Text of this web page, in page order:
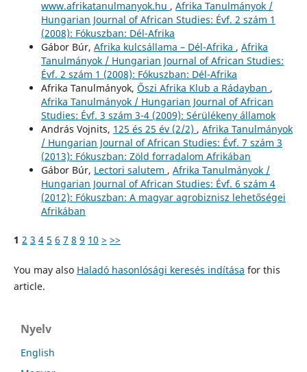
www.afrikatanulmanyok.hu , Afrika Tanulmányok /
Hungarian Journal of African Studies: Évf. 2 szám 1
(2008): Fókuszban: Dél-Afrika
Gábor Búr, Afrika kulcsállama – Dél-Afrika , Afrika
Tanulmányok / Hungarian Journal of African Studies:
Évf. 2 szám 1 (2008): Fókuszban: Dél-Afrika
Afrika Tanulmányok, Őszi Afrika Klub a Rádayban ,
Afrika Tanulmányok / Hungarian Journal of African
Studies: Évf. 3 szám 3-4 (2009): Sérülékeny államok
András Vojnits, 125 és 25 év (2/2) , Afrika Tanulmányok
/ Hungarian Journal of African Studies: Évf. 7 szám 3
(2013): Fókuszban: Zöld forradalom Afrikában
Gábor Búr, Lectori salutem , Afrika Tanulmányok /
Hungarian Journal of African Studies: Évf. 6 szám 4
(2012): Fókuszban: A magyar agrobiznisz lehetőségei
Afrikában
1 2 3 4 5 6 7 8 9 10 > >>
You may also Haladó hasonlósági keresés indítása for this
article.
Nyelv
English